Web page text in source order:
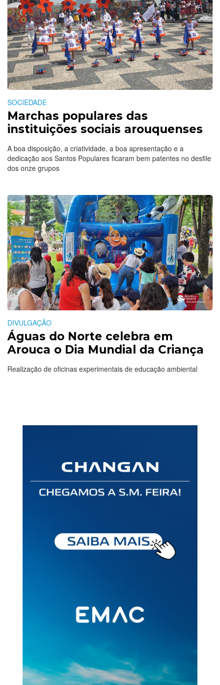
SOCIEDADE
Marchas populares das
instituições sociais arouquenses
A boa disposição, a criatividade, a boa apresentação e a
dedicação aos Santos Populares ficaram bem patentes no desfile
dos onze grupos
DIVULGAÇÃO
Águas do Norte celebra em
Arouca o Dia Mundial da Criança
Realização de oficinas experimentais de educação ambiental